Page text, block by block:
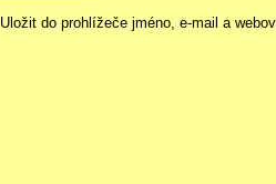
Uložit do prohlížeče jméno, e-mail a